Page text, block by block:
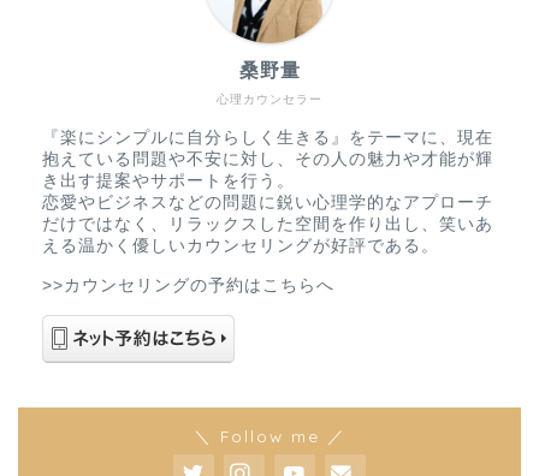
心理カウンセラー
桑野量
『楽にシンプルに自分らしく生きる』をテーマに、現在
抱えている問題や不安に対し、その人の魅力や才能が輝
き出す提案やサポートを行う。
恋愛やビジネスなどの問題に鋭い心理学的なアプローチ
だけではなく、リラックスした空間を作り出し、笑いあ
える温かく優しいカウンセリングが好評である。
>>カウンセリングの予約はこちらへ
＼ Follow me ／